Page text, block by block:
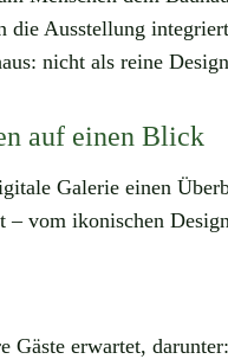
die Ausstellung
nicht als reine
auf einen Blick
Galerie einen
vom ikonischen
Gäste erwartet, darunter: